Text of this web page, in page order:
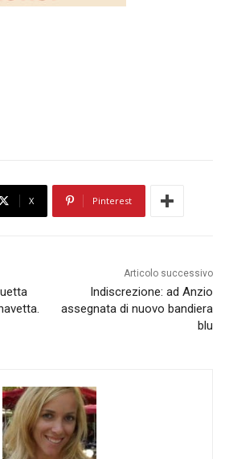
X Pinterest
Articolo successivo
Indiscrezione: ad Anzio
assegnata di nuovo bandiera
blu